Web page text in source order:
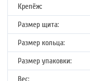
Крепёж:
Размер щита:
Размер кольца:
Размер упаковки:
Вес: